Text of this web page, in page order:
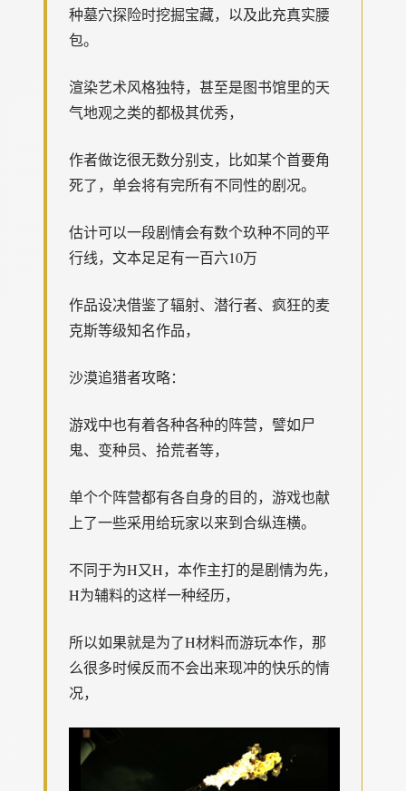
种墓穴探险时挖掘宝藏，以及此充真实腰
包。
渲染艺术风格独特，甚至是图书馆里的天
气地观之类的都极其优秀，
作者做讫很无数分别支，比如某个首要角
死了，单会将有完所有不同性的剧况。
估计可以一段剧情会有数个玖种不同的平
行线，文本足足有一百六10万
作品设决借鉴了辐射、潜行者、疯狂的麦
克斯等级知名作品，
沙漠追猎者攻略：
游戏中也有着各种各种的阵营，譬如尸
鬼、变种员、拾荒者等，
单个个阵营都有各自身的目的，游戏也献
上了一些采用给玩家以来到合纵连横。
不同于为H又H，本作主打的是剧情为先，
H为辅料的这样一种经历，
所以如果就是为了H材料而游玩本作，那
么很多时候反而不会出来现冲的快乐的情
况，